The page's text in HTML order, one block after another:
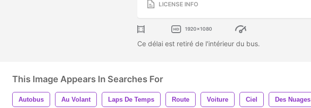
LICENSE INFO
1920x1080
Ce délai est retiré de l'intérieur du bus.
This Image Appears In Searches For
Autobus Au Volant Laps De Temps Route Voiture Ciel Des Nuages